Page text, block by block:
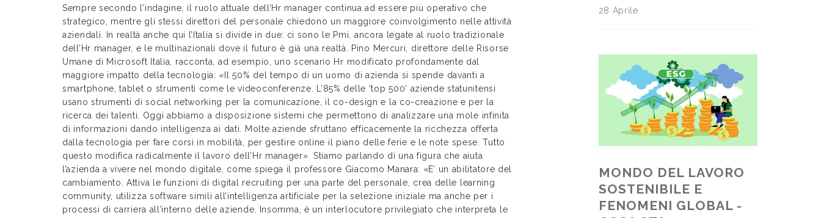
Sempre secondo l’indagine, il ruolo attuale dell’Hr manager continua ad essere più operativo che
strategico, mentre gli stessi direttori del personale chiedono un maggiore coinvolgimento nelle attività
aziendali. In realtà anche qui l’Italia si divide in due: ci sono le Pmi, ancora legate al ruolo tradizionale
dell’Hr manager, e le multinazionali dove il futuro è già una realtà. Pino Mercuri, direttore delle Risorse
Umane di Microsoft Italia, racconta, ad esempio, uno scenario Hr modificato profondamente dal
maggiore impatto della tecnologia: «Il 50% del tempo di un uomo di azienda si spende davanti a
smartphone, tablet o strumenti come le videoconferenze. L’85% delle ‘top 500’ aziende statunitensi
usano strumenti di social networking per la comunicazione, il co-design e la co-creazione e per la
ricerca dei talenti. Oggi abbiamo a disposizione sistemi che permettono di analizzare una mole infinita
di informazioni dando intelligenza ai dati. Molte aziende sfruttano efficacemente la ricchezza offerta
dalla tecnologia per fare corsi in mobilità, per gestire online il piano delle ferie e le note spese. Tutto
questo modifica radicalmente il lavoro dell’Hr manager». Stiamo parlando di una figura che aiuta
l’azienda a vivere nel mondo digitale, come spiega il professore Giacomo Manara: «E’ un abilitatore del
cambiamento. Attiva le funzioni di digital recruiting per una parte del personale, crea delle learning
community, utilizza software simili all’intelligenza artificiale per la selezione iniziale ma anche per i
processi di carriera all’interno delle aziende. Insomma, è un interlocutore privilegiato che interpreta le
28 Aprile
MONDO DEL LAVORO
SOSTENIBILE E
FENOMENI GLOBAL -